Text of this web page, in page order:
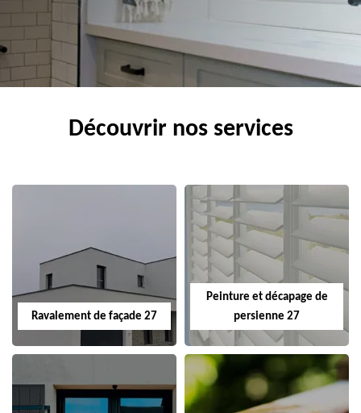
Découvrir nos services
Ravalement de façade 27
Peinture et décapage de
persienne 27